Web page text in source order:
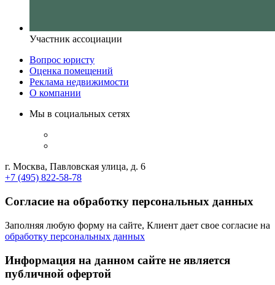
Участник ассоциации
Вопрос юристу
Оценка помещений
Реклама недвижимости
О компании
Мы в социальных сетях
г. Москва, Павловская улица, д. 6
+7 (495) 822-58-78
Согласие на обработку персональных данных
Заполняя любую форму на сайте, Клиент дает свое согласие на
обработку персональных данных
Информация на данном сайте не является
публичной офертой